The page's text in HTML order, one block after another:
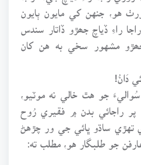
هو، جنهن کي مايون ٻايون
راءِ ڏياچ جھڙو ڏاتار سندس
مشهور سخي به هن کان
دَانُ!
جو هٿ خالي نه موٽيو،
پر راجائي بدن ۾ فقيري رُوح
تهڙي ساڌو ڀائي جي ور چڙهڻ
جو طلبگار هو، مطلب ته: